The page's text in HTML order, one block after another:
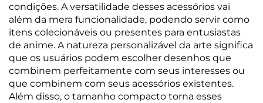
condições. A versatilidade desses acessórios vai
além da mera funcionalidade, podendo servir como
itens colecionáveis ou presentes para entusiastas
de anime. A natureza personalizável da arte significa
que os usuários podem escolher desenhos que
combinem perfeitamente com seus interesses ou
que combinem com seus acessórios existentes.
Além disso, o tamanho compacto torna esses